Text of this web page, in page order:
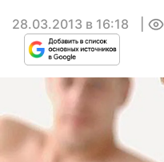
28.03.2013 в 16:18